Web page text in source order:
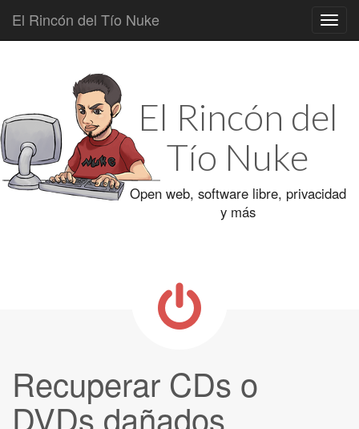
El Rincón del Tío Nuke
El Rincón del
Tío Nuke
Open web, software libre, privacidad
y más
Recuperar CDs o
DVDs dañados